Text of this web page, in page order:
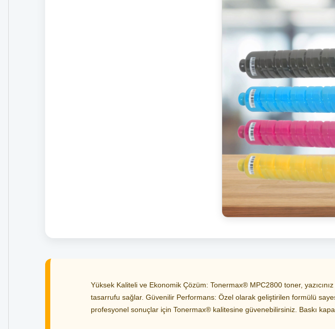
Yüksek Kaliteli ve Ekonomik Çözüm: Tonermax® MPC2800 toner,
tasarrufu sağlar. Güvenilir Performans: Özel olarak geliştirilen formülü
profesyonel sonuçlar için Tonermax® kalitesine güvenebilirsiniz. Baskı